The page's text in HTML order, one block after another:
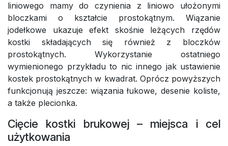
liniowego mamy do czynienia z liniowo ułożonymi
bloczkami o kształcie prostokątnym. Wiązanie
jodełkowe ukazuje efekt skośnie leżących rzędów
kostki składających się również z bloczków
prostokątnych. Wykorzystanie ostatniego
wymienionego przykładu to nic innego jak ustawienie
kostek prostokątnych w kwadrat. Oprócz powyższych
funkcjonują jeszcze: wiązania łukowe, desenie koliste,
a także plecionka.
Cięcie kostki brukowej – miejsca i cel
użytkowania